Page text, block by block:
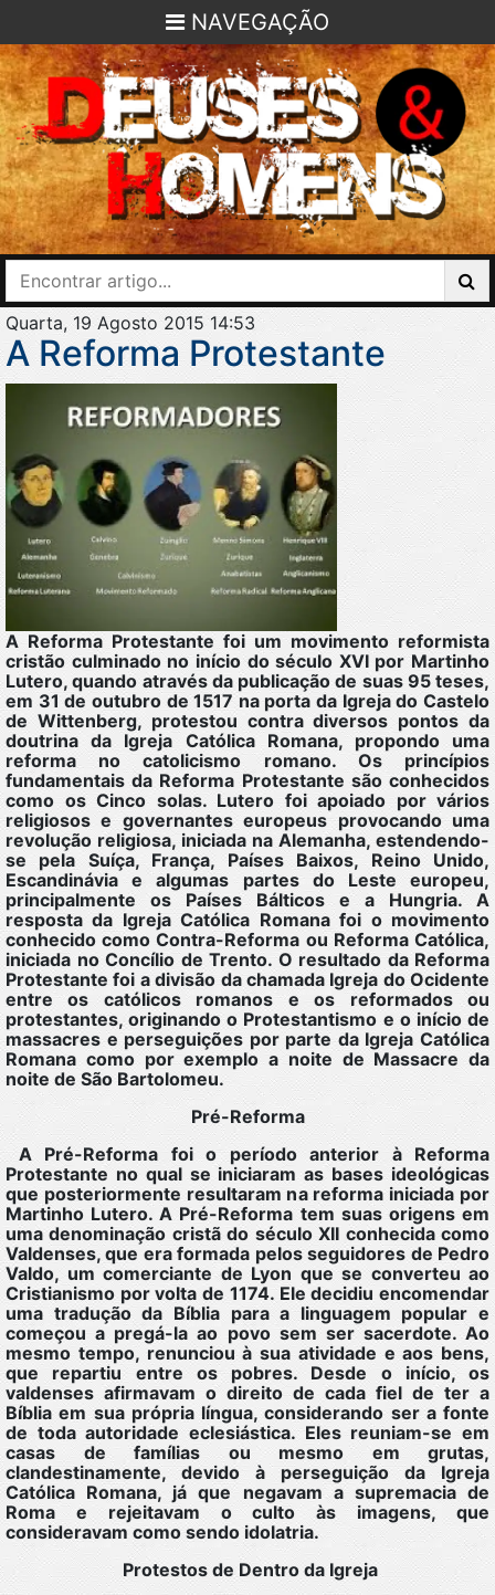
NAVEGAÇÃO
Quarta, 19 Agosto 2015 14:53
A Reforma Protestante
A Reforma Protestante foi um movimento reformista
cristão culminado no início do século XVI por Martinho
Lutero, quando através da publicação de suas 95 teses,
em 31 de outubro de 1517 na porta da Igreja do Castelo
de Wittenberg, protestou contra diversos pontos da
doutrina da Igreja Católica Romana, propondo uma
reforma no catolicismo romano. Os princípios
fundamentais da Reforma Protestante são conhecidos
como os Cinco solas. Lutero foi apoiado por vários
religiosos e governantes europeus provocando uma
revolução religiosa, iniciada na Alemanha, estendendo-
se pela Suíça, França, Países Baixos, Reino Unido,
Escandinávia e algumas partes do Leste europeu,
principalmente os Países Bálticos e a Hungria. A
resposta da Igreja Católica Romana foi o movimento
conhecido como Contra-Reforma ou Reforma Católica,
iniciada no Concílio de Trento. O resultado da Reforma
Protestante foi a divisão da chamada Igreja do Ocidente
entre os católicos romanos e os reformados ou
protestantes, originando o Protestantismo e o início de
massacres e perseguições por parte da Igreja Católica
Romana como por exemplo a noite de Massacre da
noite de São Bartolomeu.
Pré-Reforma
A Pré-Reforma foi o período anterior à Reforma
Protestante no qual se iniciaram as bases ideológicas
que posteriormente resultaram na reforma iniciada por
Martinho Lutero. A Pré-Reforma tem suas origens em
uma denominação cristã do século XII conhecida como
Valdenses, que era formada pelos seguidores de Pedro
Valdo, um comerciante de Lyon que se converteu ao
Cristianismo por volta de 1174. Ele decidiu encomendar
uma tradução da Bíblia para a linguagem popular e
começou a pregá-la ao povo sem ser sacerdote. Ao
mesmo tempo, renunciou à sua atividade e aos bens,
que repartiu entre os pobres. Desde o início, os
valdenses afirmavam o direito de cada fiel de ter a
Bíblia em sua própria língua, considerando ser a fonte
de toda autoridade eclesiástica. Eles reuniam-se em
casas de famílias ou mesmo em grutas,
clandestinamente, devido à perseguição da Igreja
Católica Romana, já que negavam a supremacia de
Roma e rejeitavam o culto às imagens, que
consideravam como sendo idolatria.
Protestos de Dentro da Igreja